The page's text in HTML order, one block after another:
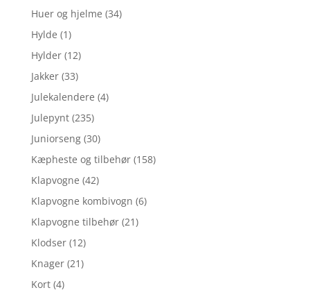
Huer og hjelme (34)
Hylde (1)
Hylder (12)
Jakker (33)
Julekalendere (4)
Julepynt (235)
Juniorseng (30)
Kæpheste og tilbehør (158)
Klapvogne (42)
Klapvogne kombivogn (6)
Klapvogne tilbehør (21)
Klodser (12)
Knager (21)
Kort (4)